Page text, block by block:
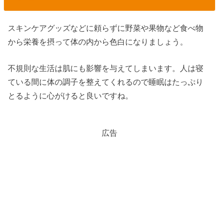
スキンケアグッズなどに頼らずに野菜や果物など食べ物
から栄養を摂って体の内から色白になりましょう。
不規則な生活は肌にも影響を与えてしまいます。人は寝
ている間に体の調子を整えてくれるので睡眠はたっぷり
とるように心がけると良いですね。
広告